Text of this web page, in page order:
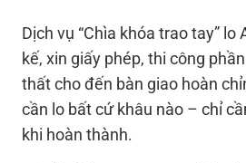
Dịch vụ “Chìa khóa trao tay”
kế, xin giấy phép, thi công
thất cho đến bàn giao hoàn
cần lo bất cứ khâu nào – chỉ
khi hoàn thành.